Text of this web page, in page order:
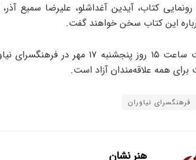
کتاب، آیدین آغداشلو، علیرضا سمیع
این کتاب سخن خواهند گفت.
این نشست ساعت ۱۵ روز پنجشنبه ۱۷
همه علاقه‌مندان آزاد است.
فرهنگسرای نیاوران
هنر نشان